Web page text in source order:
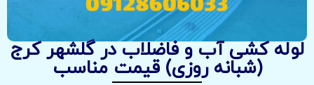
لوله کشی آب و فاضلاب در گلشهر کرج
(شبانه روزی) قیمت مناسب